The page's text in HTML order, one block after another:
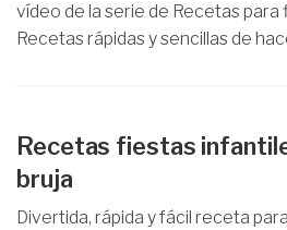
vídeo de la serie de Recetas para
Recetas rápidas y sencillas de
Recetas fiestas
bruja
Divertida, rápida y fácil receta